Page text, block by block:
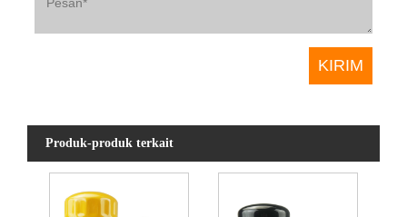
Produk-produk terkait